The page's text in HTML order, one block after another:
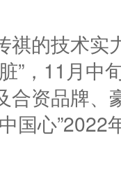
祺的技术实
”，11月中
合资品牌、
国心